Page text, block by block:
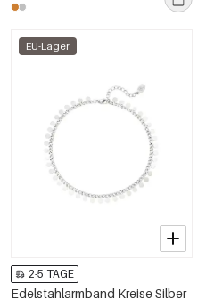
EU-Lager
2-5 TAGE
Edelstahlarmband Kreise Silber